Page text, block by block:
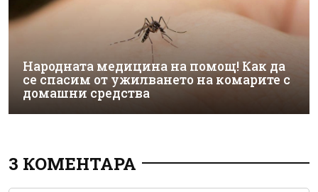
Народната медицина на помощ! Как да
се спасим от ужилването на комарите с
домашни средства
3 КОМЕНТАРА